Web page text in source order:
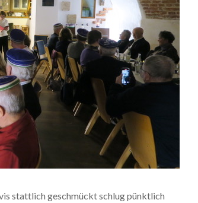
stattlich geschmückt schlug pünktlich